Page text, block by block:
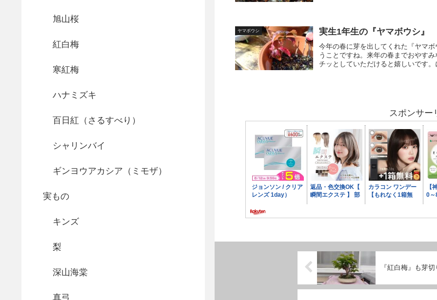
ヤマボウシ 実生1年生の『ヤマボウシ』
今年の春に芽を出してくれた『ヤマ
うことですね。来年の春までおやす
チッとしていただけると嬉しいです
スポンサー
『紅白梅』も芽
旭山桜
紅白梅
寒紅梅
ハナミズキ
百日紅（さるすべり）
シャリンバイ
ギンヨウアカシア（ミモザ）
実もの
キンズ
梨
深山海棠
真弓